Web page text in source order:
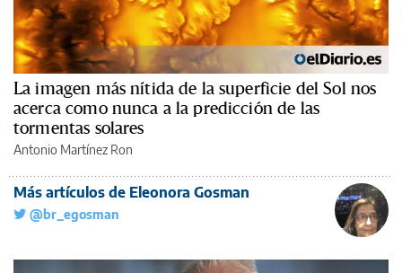
La imagen más nítida de la superficie del Sol nos
acerca como nunca a la predicción de las
tormentas solares
Antonio Martínez Ron
Más artículos de Eleonora Gosman
@br_egosman